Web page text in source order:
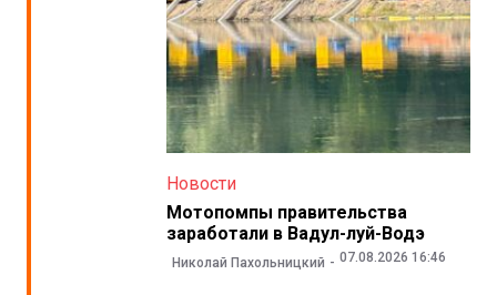
Новости
Мотопомпы правительства
заработали в Вадул-луй-Водэ
Николай Пахольницкий 07.08.2026 16:46